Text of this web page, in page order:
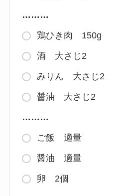
………
鶏ひき肉 150g
酒 大さじ2
みりん 大さじ2
醤油 大さじ2
………
ご飯 適量
醤油 適量
卵 2個